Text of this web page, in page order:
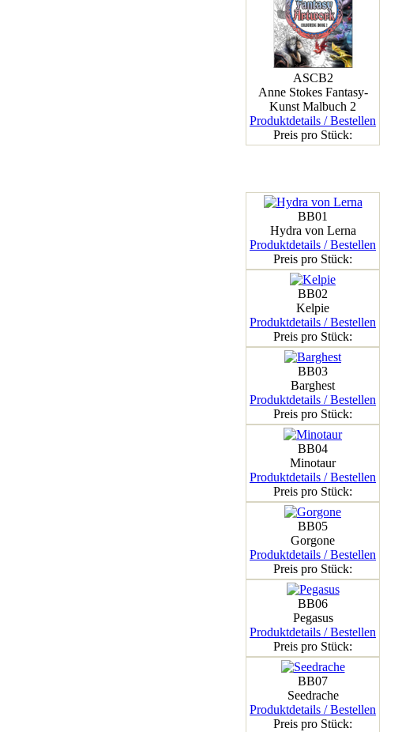
ASCB2
Anne Stokes Fantasy-
Kunst Malbuch 2
Produktdetails / Bestellen
Preis pro Stück:
BB01
Hydra von Lerna
Produktdetails / Bestellen
Preis pro Stück:
BB02
Kelpie
Produktdetails / Bestellen
Preis pro Stück:
BB03
Barghest
Produktdetails / Bestellen
Preis pro Stück:
BB04
Minotaur
Produktdetails / Bestellen
Preis pro Stück:
BB05
Gorgone
Produktdetails / Bestellen
Preis pro Stück:
BB06
Pegasus
Produktdetails / Bestellen
Preis pro Stück:
BB07
Seedrache
Produktdetails / Bestellen
Preis pro Stück: